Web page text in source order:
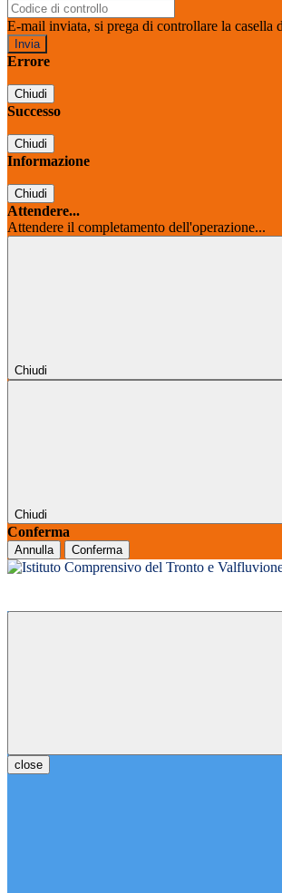
E-mail inviata, si prega di controllare la casella
Errore
Chiudi
Successo
Chiudi
Informazione
Chiudi
Attendere...
Attendere il completamento dell'operazione...
Chiudi
Chiudi
Conferma
Annulla Conferma
close